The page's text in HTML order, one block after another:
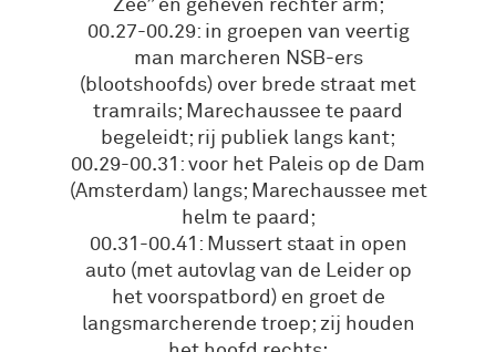
Zee” en geheven rechter arm;
00.27-00.29: in groepen van veertig
man marcheren NSB-ers
(blootshoofds) over brede straat met
tramrails; Marechaussee te paard
begeleidt; rij publiek langs kant;
00.29-00.31: voor het Paleis op de Dam
(Amsterdam) langs; Marechaussee met
helm te paard;
00.31-00.41: Mussert staat in open
auto (met autovlag van de Leider op
het voorspatbord) en groet de
langsmarcherende troep; zij houden